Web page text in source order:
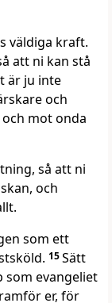
väldiga kraft.
att ni kan stå
är ju inte
och
mot onda
så att ni
och
som ett
15Sätt
som evangeliet
er, för